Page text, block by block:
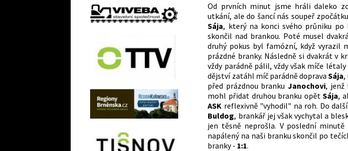
Od prvních minut jsme hráli daleko
utkání, ale do šancí nás soupeř
Sája, který na konci svého průniku
skončil nad brankou. Poté musel
druhý pokus byl famózní, když vyrazil
prázdné branky. Následně si dvakrát v
vždy parádně pálil, vždy však míče
dějství zatáhl míč parádně dopravaSája,
před prázdnou brankuJanochovi, jenž
mohl přidat druhou branku opětSája,
ASK reflexivně "vyhodil" na roh. Do
Buldog, brankář jej však vychytal a
jen těsně neprošla. V poslední
napálený na naši branku skončil po
branky - 1:1.